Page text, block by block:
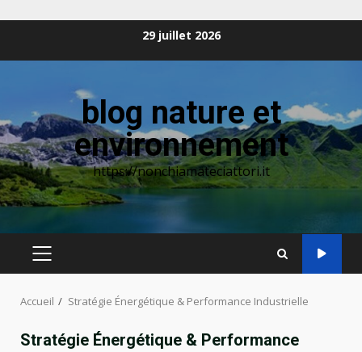
29 juillet 2026
blog nature et
environnement
https://nonchiamateciattori.it
MENU
Accueil Stratégie Énergétique & Performance Industrielle
Stratégie Énergétique & Performance